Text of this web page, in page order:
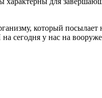
который
сегодня у нас на